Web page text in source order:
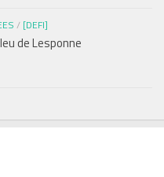
/ [DEFI]
de Lesponne